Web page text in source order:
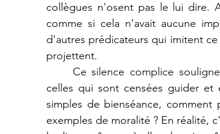
collègues n'osent pas le lui dire.
comme si cela n'avait aucune
d'autres prédicateurs qui imitent
projettent.
celles qui sont censées guider et
simples de bienséance,
exemples de moralité ? En réalité,